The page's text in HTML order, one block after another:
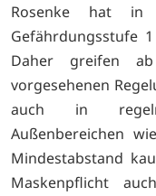
Rosenke hat in
Gefährdungsstufe
Daher greifen
vorgesehenen
auch in
Außenbereichen
Mindestabstand
Maskenpflicht